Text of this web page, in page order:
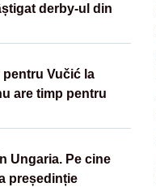
derby-ul din
Vučić la
are timp pentru
Ungaria. Pe cine
președinție